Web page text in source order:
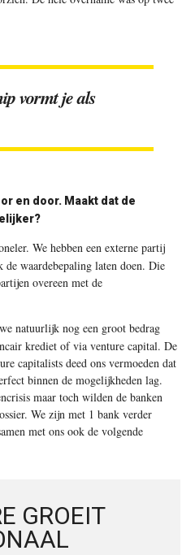
vormt je als
en door. Maakt dat de
We hebben een externe partij
de waardebepaling laten doen. Die
overeen met de
natuurlijk nog een groot bedrag
krediet of via venture capital. De
capitalists deed ons vermoeden dat
binnen de mogelijkheden lag.
maar toch wilden de banken
We zijn met 1 bank verder
met ons ook de volgende
GROEIT